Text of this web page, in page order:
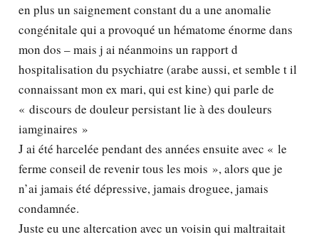
en plus un saignement constant du a une anomalie
congénitale qui a provoqué un hématome énorme dans
mon dos – mais j ai néanmoins un rapport d
hospitalisation du psychiatre (arabe aussi, et semble t il
connaissant mon ex mari, qui est kine) qui parle de
« discours de douleur persistant lie à des douleurs
iamginaires »
J ai été harcelée pendant des années ensuite avec « le
ferme conseil de revenir tous les mois », alors que je
n’ai jamais été dépressive, jamais droguee, jamais
condamnée.
Juste eu une altercation avec un voisin qui maltraitait